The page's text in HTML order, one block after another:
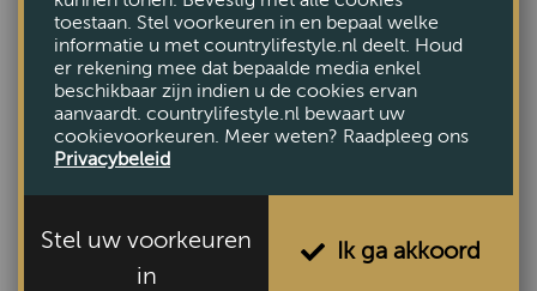
toestaan. Stel voorkeuren in en bepaal welke
informatie u met countrylifestyle.nl deelt. Houd
er rekening mee dat bepaalde media enkel
beschikbaar zijn indien u de cookies ervan
aanvaardt. countrylifestyle.nl bewaart uw
cookievoorkeuren. Meer weten? Raadpleeg ons
Privacybeleid
Stel uw voorkeuren
in
Ik ga akkoord